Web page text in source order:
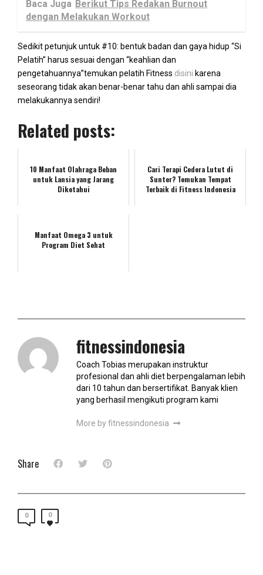
Baca Juga Berikut Tips Redakan Burnout
dengan Melakukan Workout
Sedikit petunjuk untuk #10: bentuk badan dan gaya hidup “Si
Pelatih” harus sesuai dengan “keahlian dan
pengetahuannya”temukan pelatih Fitness disini karena
seseorang tidak akan benar-benar tahu dan ahli sampai dia
melakukannya sendiri!
Related posts:
10 Manfaat Olahraga Beban
untuk Lansia yang Jarang
Diketahui
Cari Terapi Cedera Lutut di
Sunter? Temukan Tempat
Terbaik di Fitness Indonesia
Manfaat Omega 3 untuk
Program Diet Sehat
fitnessindonesia
Coach Tobias merupakan instruktur
profesional dan ahli diet berpengalaman lebih
dari 10 tahun dan bersertifikat. Banyak klien
yang berhasil mengikuti program kami
More by fitnessindonesia
Share
0 0